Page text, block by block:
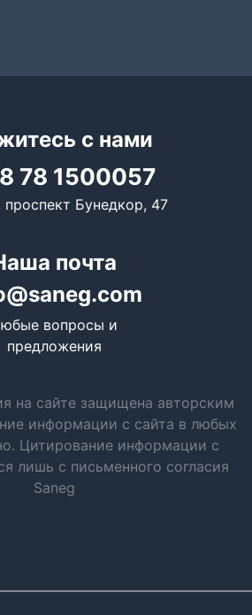
с нами
78 1500057
проспект Бунедкор, 47
почта
вопросы и
предложения
на сайте защищена авторским
информации с сайта в любых
Цитирование информации с
лишь с письменного согласия
Saneg